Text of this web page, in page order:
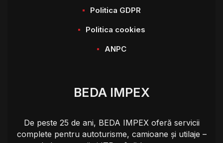
Politica GDPR
Politica cookies
ANPC
BEDA IMPEX
De peste 25 de ani, BEDA IMPEX oferă servicii
complete pentru autoturisme, camioane și utilaje –